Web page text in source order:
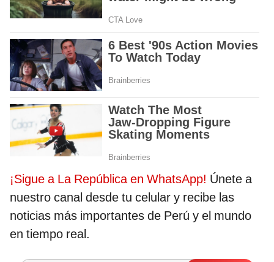
¡Sigue a La República en WhatsApp! Únete a
nuestro canal desde tu celular y recibe las
noticias más importantes de Perú y el mundo
en tiempo real.